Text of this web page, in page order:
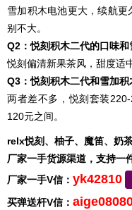
雪加积木电池更大，续航
别不大。
Q2：悦刻积木二代的口味
悦刻偏清新果茶风，甜度适
Q3：悦刻积木二代和雪加积
两者差不多，悦刻套装
120元之间。
relx悦刻、柚子、魔笛、奶
厂家一手货源渠道，支持一
厂家一手V信： yk42810
买弹送杆V信：